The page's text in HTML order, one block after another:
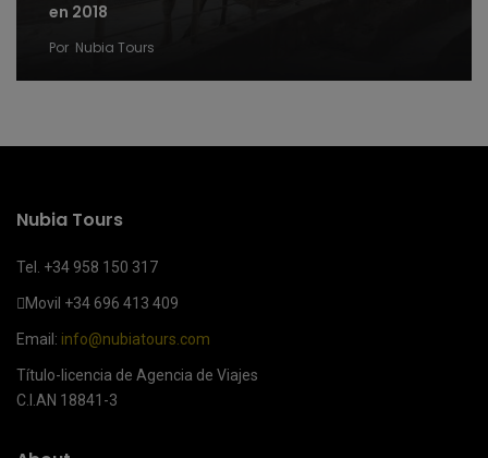
en 2018
Por Nubia Tours
Nubia Tours
Tel. +34 958 150 317
Movil +34 696 413 409
Email: info@nubiatours.com
Título-licencia de Agencia de Viajes
C.I.AN 18841-3